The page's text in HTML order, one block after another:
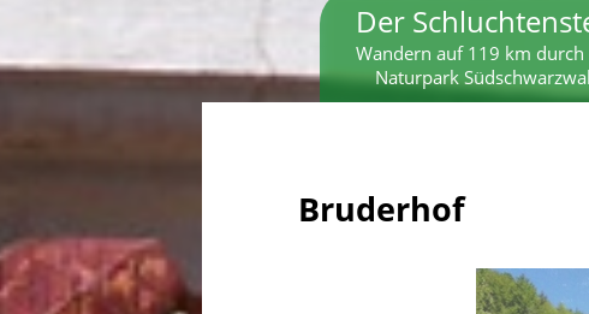
Der
Wandern auf 119 km durch
Naturpark
Bruderhof